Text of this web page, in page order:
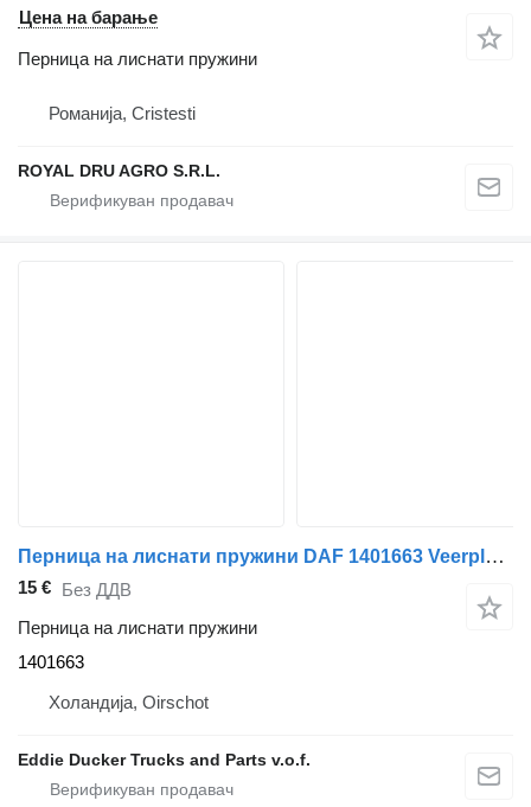
Цена на барање
Перница на лиснати пружини
Романија, Cristesti
ROYAL DRU AGRO S.R.L.
Перница на лиснати пружини DAF 1401663 Veerplaat 75X55X180 MM LF45IV-VI за камион DAF LF45
15 € Без ДДВ
Перница на лиснати пружини
1401663
Холандија, Oirschot
Eddie Ducker Trucks and Parts v.o.f.